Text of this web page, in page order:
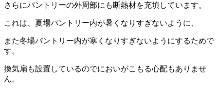
さらにパントリーの外周部にも断熱材を充填しています。
これは、夏場パントリー内が暑くなりすぎないように、
また冬場パントリー内が寒くなりすぎないようにするためで
す。
換気扇も設置しているのでにおいがこもる心配もありませ
ん。